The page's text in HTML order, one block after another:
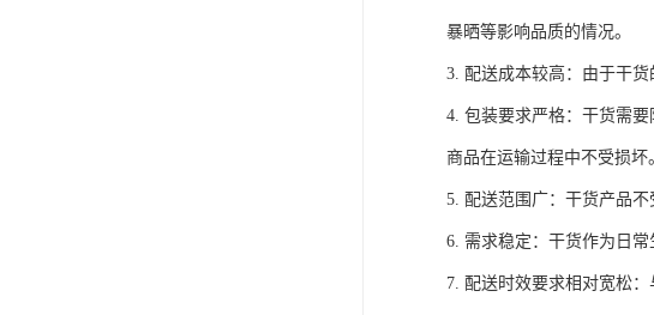
暴晒等影响品质的情况。
3. 配送成本较高：由于干
4. 包装要求严格：干货需
商品在运输过程中不受损坏
5. 配送范围广：干货产品
6. 需求稳定：干货作为日
7. 配送时效要求相对宽松